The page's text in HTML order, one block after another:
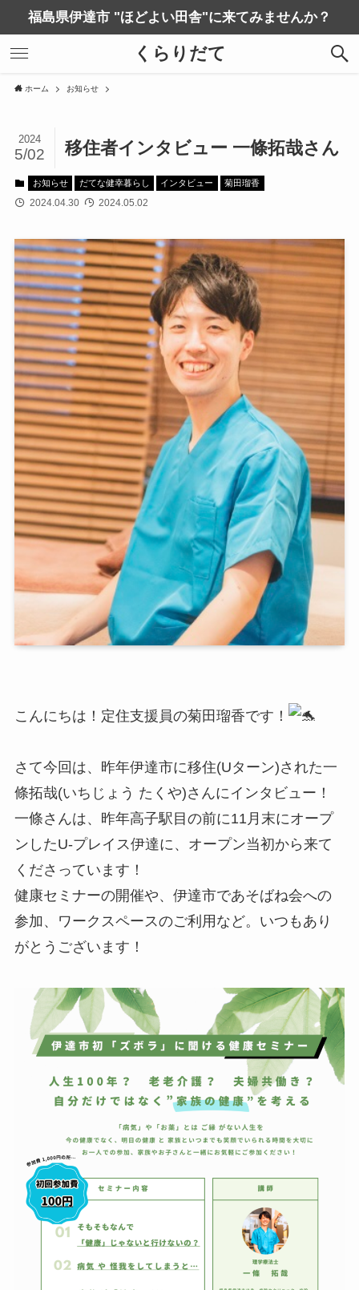
福島県伊達市 "ほどよい田舎"に来てみませんか？
くらりだて
ホーム お知らせ
移住者インタビュー 一條拓哉さん
2024
5/02
お知らせ だてな健幸暮らし インタビュー 菊田瑠香
2024.04.30 2024.05.02
こんにちは！定住支援員の菊田瑠香です！
さて今回は、昨年伊達市に移住(Uターン)された一
條拓哉(いちじょう たくや)さんにインタビュー！
一條さんは、昨年高子駅目の前に11月末にオープ
ンしたU-プレイス伊達に、オープン当初から来て
くださっています！
健康セミナーの開催や、伊達市であそばね会への
参加、ワークスペースのご利用など。いつもあり
がとうございます！